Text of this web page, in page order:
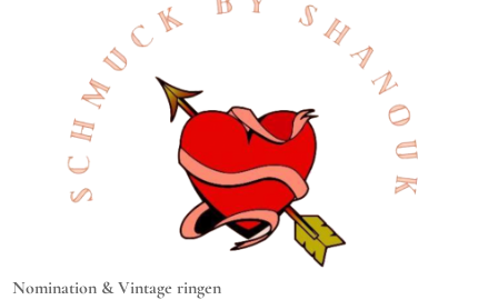
Nomination & Vintage ringen